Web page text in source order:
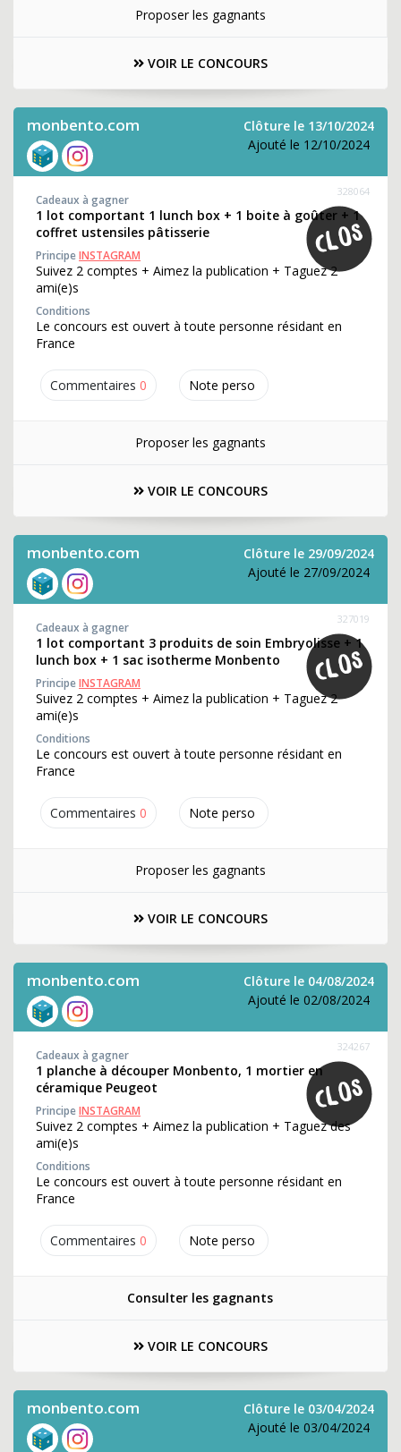
Proposer les gagnants
VOIR LE CONCOURS
monbento.com
Clôture le 13/10/2024
Ajouté le 12/10/2024
Commentaires 0 Note perso
328064
Cadeaux à gagner
1 lot comportant 1 lunch box + 1 boite à goûter + 1
coffret ustensiles pâtisserie
PrincipeINSTAGRAM
Suivez 2 comptes + Aimez la publication + Taguez 2
ami(e)s
Conditions
Le concours est ouvert à toute personne résidant en
France
Proposer les gagnants
VOIR LE CONCOURS
monbento.com
Clôture le 29/09/2024
Ajouté le 27/09/2024
Commentaires 0 Note perso
327019
Cadeaux à gagner
1 lot comportant 3 produits de soin Embryolisse + 1
lunch box + 1 sac isotherme Monbento
PrincipeINSTAGRAM
Suivez 2 comptes + Aimez la publication + Taguez 2
ami(e)s
Conditions
Le concours est ouvert à toute personne résidant en
France
Proposer les gagnants
VOIR LE CONCOURS
monbento.com
Clôture le 04/08/2024
Ajouté le 02/08/2024
Commentaires 0 Note perso
324267
Cadeaux à gagner
1 planche à découper Monbento, 1 mortier en
céramique Peugeot
PrincipeINSTAGRAM
Suivez 2 comptes + Aimez la publication + Taguez des
ami(e)s
Conditions
Le concours est ouvert à toute personne résidant en
France
Consulter les gagnants
VOIR LE CONCOURS
monbento.com
Clôture le 03/04/2024
Ajouté le 03/04/2024